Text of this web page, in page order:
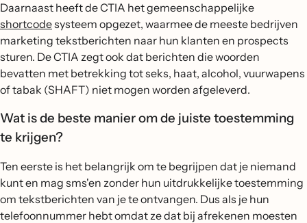
Daarnaast heeft de CTIA het gemeenschappelijke
shortcodesysteem opgezet, waarmee de meeste bedrijven
marketing tekstberichten naar hun klanten en prospects
sturen. De CTIA zegt ook dat berichten die woorden
bevatten met betrekking tot seks, haat, alcohol, vuurwapens
of tabak (SHAFT) niet mogen worden afgeleverd.
Wat is de beste manier om de juiste toestemming
te krijgen?
Ten eerste is het belangrijk om te begrijpen dat je niemand
kunt en mag sms'en zonder hun uitdrukkelijke toestemming
om tekstberichten van je te ontvangen. Dus als je hun
telefoonnummer hebt omdat ze dat bij afrekenen moesten